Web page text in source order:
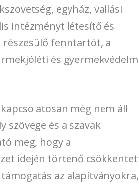
egyház, vallási
intézményt létesítő és
fenntartót, a
és
még nem áll
szövege és a szavak
meg, hogy a
idején történő
az alapítványokra,